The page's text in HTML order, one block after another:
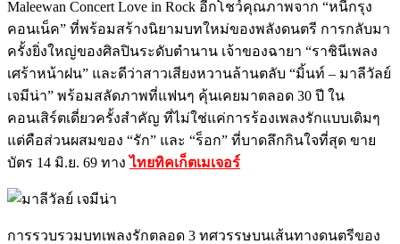
Maleewan Concert Love in Rock อีกโชว์คุณภาพจาก “หนีกรุง
คอนเน็ค” ที่พร้อมสร้างนิยามบทใหม่ของพลังดนตรี การกลับมา
ครั้งยิ่งใหญ่ของศิลปินระดับตำนาน เจ้าของฉายา “ราชินีเพลง
เศร้าหน้าฝน” และดีว่าสาวเสียงหวานล้านตลับ “มิ้นท์ – มาลีวัลย์
เจมีน่า” พร้อมสลัดภาพที่แฟนๆ คุ้นเคยมาตลอด 30 ปี ใน
คอนเสิร์ตเดี่ยวครั้งสำคัญ ที่ไม่ใช่แค่การร้องเพลงรักแบบเดิมๆ
แต่คือส่วนผสมของ “รัก” และ “ร็อก” ที่บาดลึกกินใจที่สุด ขาย
บัตร 14 มิ.ย. 69 ทางไทยทิคเก็ตเมเจอร์
การรวบรวมบทเพลงรักตลอด 3 ทศวรรษบนเส้นทางดนตรีของ